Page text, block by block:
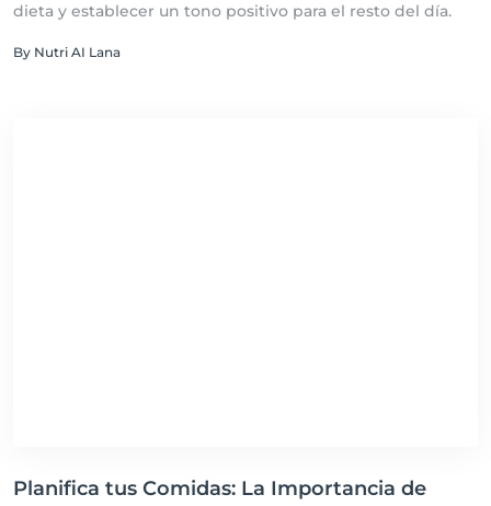
dieta y establecer un tono positivo para el resto del día.
By Nutri AI Lana
Planifica tus Comidas: La Importancia de